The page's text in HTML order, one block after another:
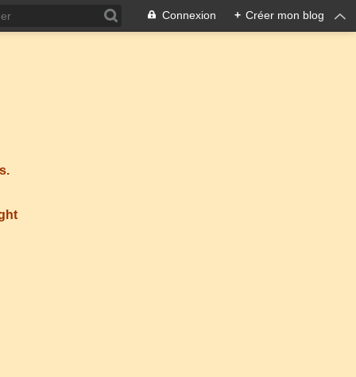
Connexion + Créer mon blog